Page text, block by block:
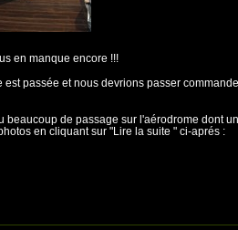
en manque encore !!!
passée et nous devrions passer commande
beaucoup de passage sur l'aérodrome dont un
en cliquant sur "Lire la suite " ci-aprés :